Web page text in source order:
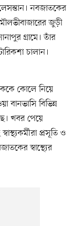
নবজাতকের
জুড়ী
গ্রামে। তাঁর
চালান।
কোলে নিয়ে
বিভিন্ন
খবর পেয়ে
প্রসূতি ও
স্বাস্থ্যের